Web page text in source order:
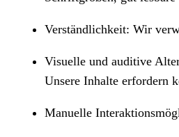
Verständlichkeit: Wir
Visuelle und auditive
Unsere Inhalte erfordern
Manuelle